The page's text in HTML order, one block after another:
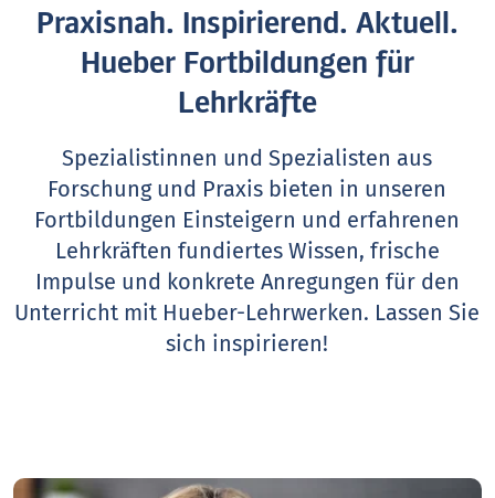
Praxisnah. Inspirierend. Aktuell.
Hueber Fortbildungen für
Lehrkräfte
Spezialistinnen und Spezialisten aus
Forschung und Praxis bieten in unseren
Fortbildungen Einsteigern und erfahrenen
Lehrkräften fundiertes Wissen, frische
Impulse und konkrete Anregungen für den
Unterricht mit Hueber-Lehrwerken. Lassen Sie
sich inspirieren!